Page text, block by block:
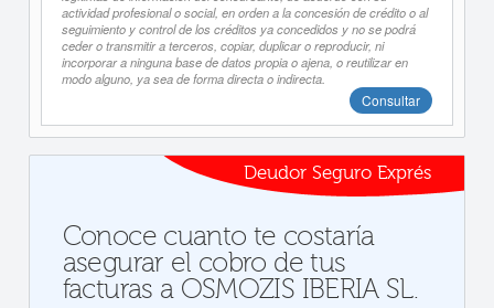
actividad profesional o social, en orden a la concesión de crédito o al
seguimiento y control de los créditos ya concedidos y no se podrá
ceder o transmitir a terceros, copiar, duplicar o reproducir, ni
incorporar a ninguna base de datos propia o ajena, o reutilizar en
modo alguno, ya sea de forma directa o indirecta.
Consultar
Deudor Seguro Exprés
Conoce cuanto te costaría
asegurar el cobro de tus
facturas a OSMOZIS IBERIA SL.